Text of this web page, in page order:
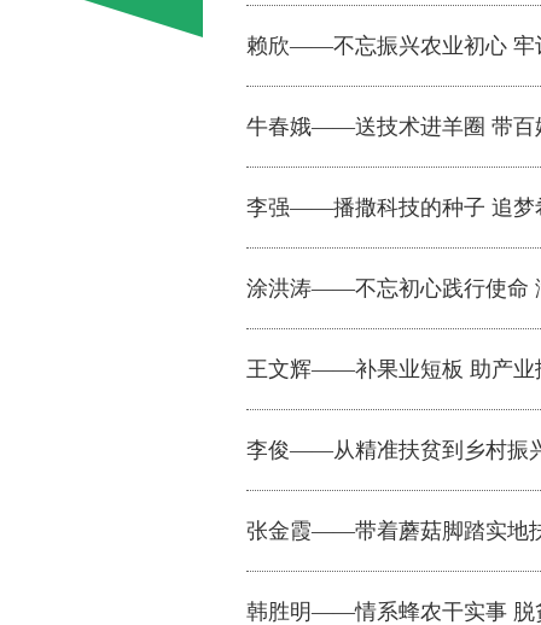
赖欣——不忘振兴农业初心 牢
牛春娥——送技术进羊圈 带百
李强——播撒科技的种子 追梦
涂洪涛——不忘初心践行使命
王文辉——补果业短板 助产业
李俊——从精准扶贫到乡村振
张金霞——带着蘑菇脚踏实地
韩胜明——情系蜂农干实事 脱